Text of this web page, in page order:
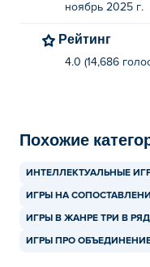
мобильных
ноябрь 2025 г.
Рейтинг
4.0 (14,686
Похожие
ИНТЕЛЛЕКТУАЛЬНЫЕ
ИГРЫ НА
ИГРЫ В ЖАНРЕ ТРИ В РЯД
ИГРЫ ПРО